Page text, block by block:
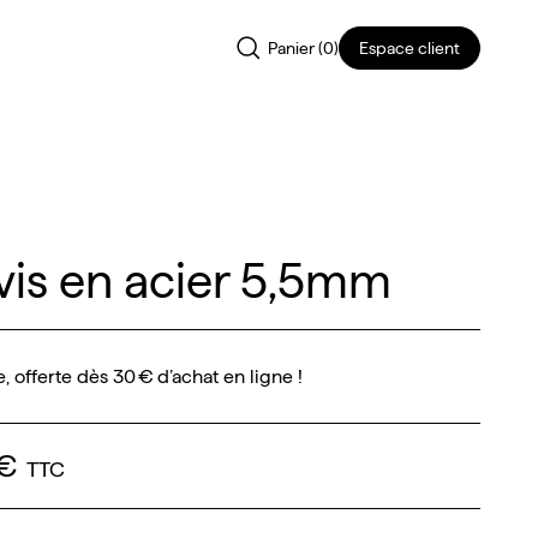
Panier (0) Espace client
en acier 5,5mm
offerte dès 30 € d’achat en ligne !
TTC